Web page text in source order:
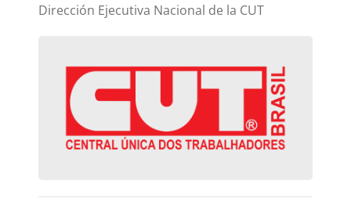
Dirección Ejecutiva Nacional de la CUT